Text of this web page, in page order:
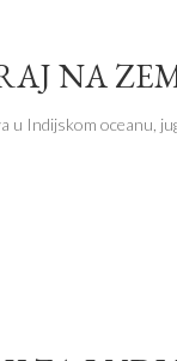
NA
u Indijskom oceanu,